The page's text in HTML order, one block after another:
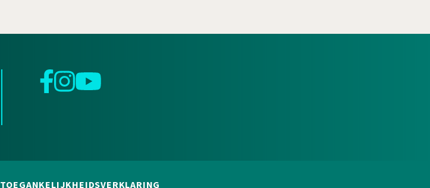
Facebook
InstagramYouTube
TOEGANKELIJKHEIDSVERKLARING